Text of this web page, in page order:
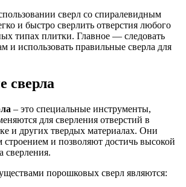
сверл со спиралевидным
и быстро сверлить отверстия любого
типах плитки. Главное — следовать
и использовать правильные сверла для
сверла
– это специальные инструменты,
для сверления отверстий в
и других твердых материалах. Они
и позволяют достичь высокой
сверления.
порошковых сверл являются: